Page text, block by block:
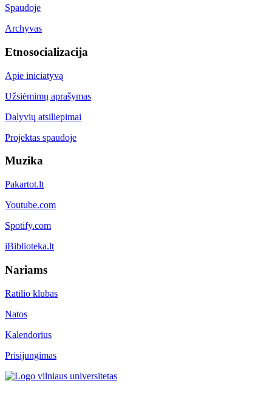
Spaudoje
Archyvas
Etnosocializacija
Apie iniciatyvą
Užsiėmimų aprašymas
Dalyvių atsiliepimai
Projektas spaudoje
Muzika
Pakartot.lt
Youtube.com
Spotify.com
iBiblioteka.lt
Nariams
Ratilio klubas
Natos
Kalendorius
Prisijungimas